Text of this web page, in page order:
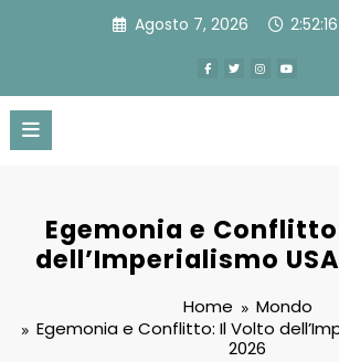
Agosto 7, 2026
Egemonia e
dell’Imperialismo
Home
Mondo
Egemonia e Conflitto: Il Volto
2026